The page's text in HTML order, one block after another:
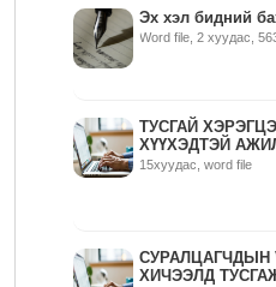
Эх хэл бидний
Word file, 2 хуудас,
ТУСГАЙ
ХҮҮХЭДТЭЙ
15хуудас, word file
СУРАЛЦАГЧДЫН
ХИЧЭЭЛД